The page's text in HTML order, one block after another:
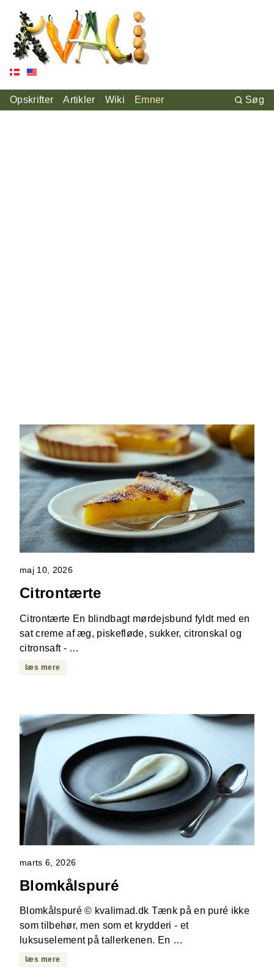
Opskrifter Artikler Wiki Emner Søg
maj 10, 2026
Citrontærte
Citrontærte En blindbagt mørdejsbund fyldt med en
sat creme af æg, piskefløde, sukker, citronskal og
citronsaft - …
læs mere
marts 6, 2026
Blomkålspuré
Blomkålspuré © kvalimad.dk Tænk på en puré ikke
som tilbehør, men som et krydderi - et
luksuselement på tallerkenen. En …
læs mere